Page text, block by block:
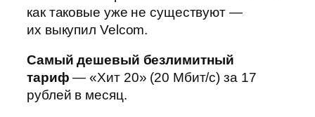
как таковые уже не существуют —
их выкупил Velcom.
Самый дешевый безлимитный
тариф — «Хит 20» (20 Мбит/с) за 17
рублей в месяц.